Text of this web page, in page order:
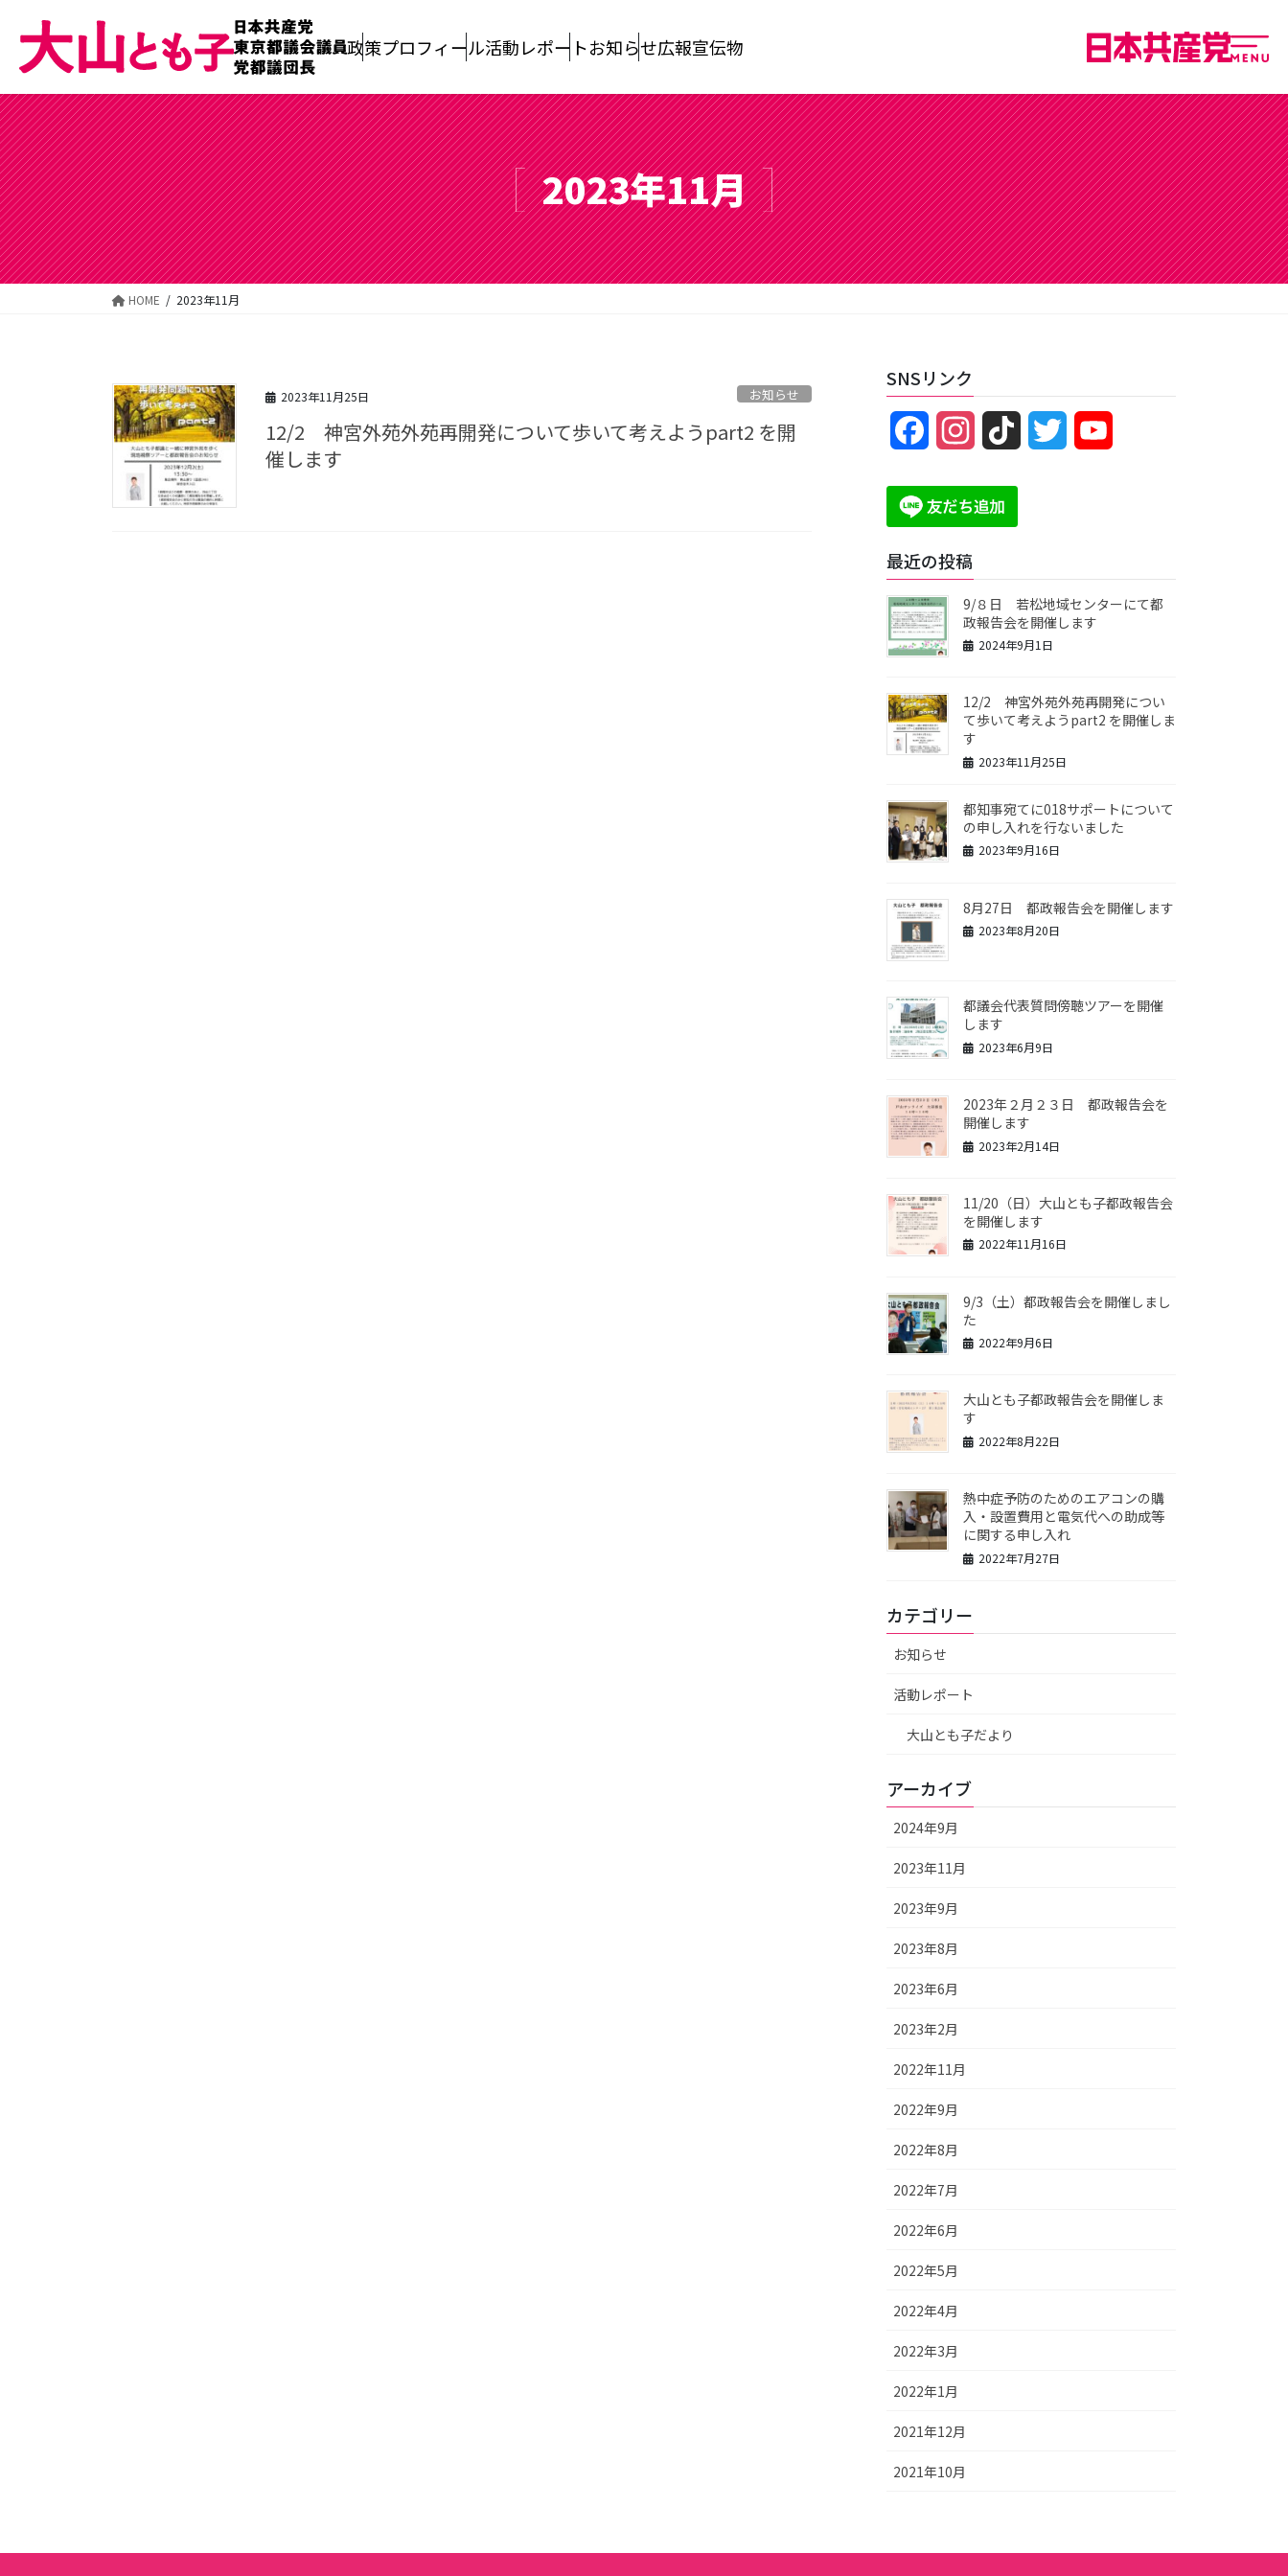
コ
ン
テ
ン
ツ
へ
ス
キ
ッ
ナ
ビ
ゲ
ー
シ
ョ
ン
に
移
政策プロフィール活動レポートお知らせ広報宣伝物
2023年11月
HOME 2023年11月
2023年11月25日 お知らせ
12/2 神宮外苑外苑再開発について歩いて考えようpart2 を開
催します
SNSリンク
c
b
o
o
k
s
a
g
a
m
o
k
t
e
u
C
n
最近の投稿
9/８日 若松地域センターにて都
政報告会を開催します
2024年9月1日
12/2 神宮外苑外苑再開発につい
て歩いて考えようpart2 を開催しま
す
2023年11月25日
都知事宛てに018サポートについて
の申し入れを行ないました
2023年9月16日
8月27日 都政報告会を開催します
2023年8月20日
都議会代表質問傍聴ツアーを開催
します
2023年6月9日
2023年２月２３日 都政報告会を
開催します
2023年2月14日
11/20（日）大山とも子都政報告会
を開催します
2022年11月16日
9/3（土）都政報告会を開催しまし
た
2022年9月6日
大山とも子都政報告会を開催しま
す
2022年8月22日
熱中症予防のためのエアコンの購
入・設置費用と電気代への助成等
に関する申し入れ
2022年7月27日
カテゴリー
お知らせ
活動レポート
大山とも子だより
アーカイブ
2024年9月
2023年11月
2023年9月
2023年8月
2023年6月
2023年2月
2022年11月
2022年9月
2022年8月
2022年7月
2022年6月
2022年5月
2022年4月
2022年3月
2022年1月
2021年12月
2021年10月